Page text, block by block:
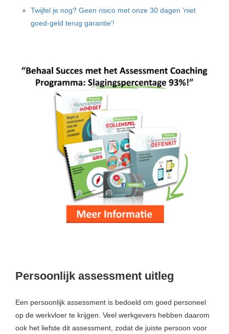
Twijfel je nog? Geen risico met onze 30 dagen 'niet
goed-geld terug garantie'!
Persoonlijk assessment uitleg
Een persoonlijk assessment is bedoeld om goed personeel
op de werkvloer te krijgen. Veel werkgevers hebben daarom
ook het liefste dit assessment, zodat de juiste persoon voor